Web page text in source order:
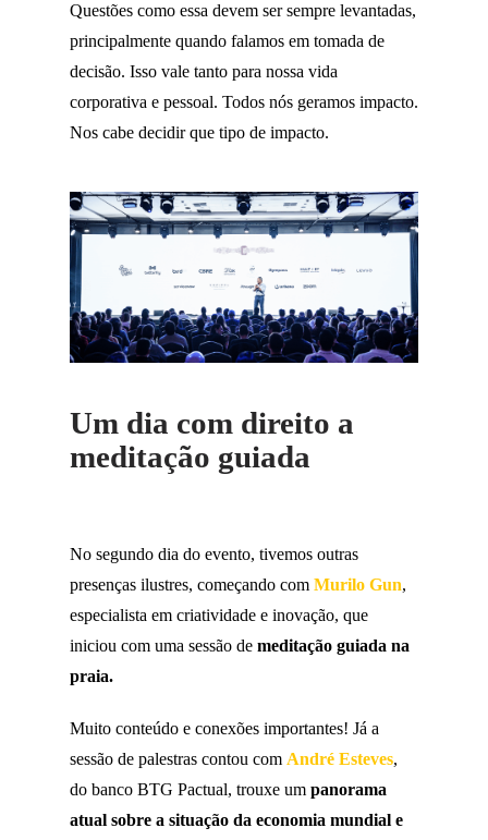
Questões como essa devem ser sempre levantadas,
principalmente quando falamos em tomada de
decisão. Isso vale tanto para nossa vida
corporativa e pessoal. Todos nós geramos impacto.
Nos cabe decidir que tipo de impacto.
Um dia com direito a
meditação guiada
No segundo dia do evento, tivemos outras
presenças ilustres, começando com Murilo Gun,
especialista em criatividade e inovação, que
iniciou com uma sessão de meditação guiada na
praia.
Muito conteúdo e conexões importantes! Já a
sessão de palestras contou com André Esteves,
do banco BTG Pactual, trouxe um panorama
atual sobre a situação da economia mundial e